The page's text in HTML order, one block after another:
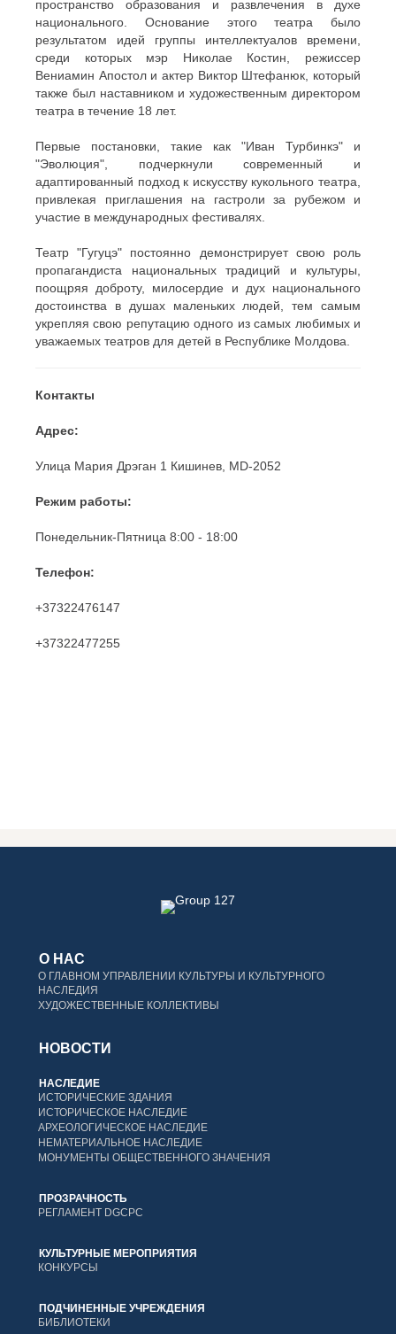
пространство образования и развлечения в духе
национального. Основание этого театра было
результатом идей группы интеллектуалов времени,
среди которых мэр Николае Костин, режиссер
Вениамин Апостол и актер Виктор Штефанюк, который
также был наставником и художественным директором
театра в течение 18 лет.
Первые постановки, такие как "Иван Турбинкэ" и
"Эволюция", подчеркнули современный и
адаптированный подход к искусству кукольного театра,
привлекая приглашения на гастроли за рубежом и
участие в международных фестивалях.
Театр "Гугуцэ" постоянно демонстрирует свою роль
пропагандиста национальных традиций и культуры,
поощряя доброту, милосердие и дух национального
достоинства в душах маленьких людей, тем самым
укрепляя свою репутацию одного из самых любимых и
уважаемых театров для детей в Республике Молдова.
Контакты
Адрес:
Улица Мария Дрэган 1 Кишинев, MD-2052
Режим работы:
Понедельник-Пятница 8:00 - 18:00
Телефон:
+37322476147
+37322477255
О НАС
О ГЛАВНОМ УПРАВЛЕНИИ КУЛЬТУРЫ И КУЛЬТУРНОГО
НАСЛЕДИЯ
ХУДОЖЕСТВЕННЫЕ КОЛЛЕКТИВЫ
НОВОСТИ
НАСЛЕДИЕ
ИСТОРИЧЕСКИЕ ЗДАНИЯ
ИСТОРИЧЕСКОЕ НАСЛЕДИЕ
АРХЕОЛОГИЧЕСКОЕ НАСЛЕДИЕ
НЕМАТЕРИАЛЬНОЕ НАСЛЕДИЕ
МОНУМЕНТЫ ОБЩЕСТВЕННОГО ЗНАЧЕНИЯ
ПРОЗРАЧНОСТЬ
РЕГЛАМЕНТ DGCPC
КУЛЬТУРНЫЕ МЕРОПРИЯТИЯ
КОНКУРСЫ
ПОДЧИНЕННЫЕ УЧРЕЖДЕНИЯ
БИБЛИОТЕКИ